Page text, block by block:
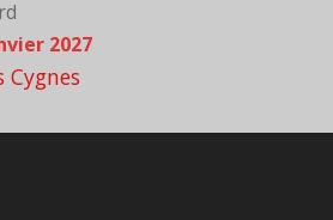
2027
Cygnes